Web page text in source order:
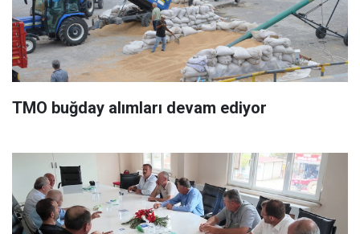
TMO buğday alımları devam ediyor